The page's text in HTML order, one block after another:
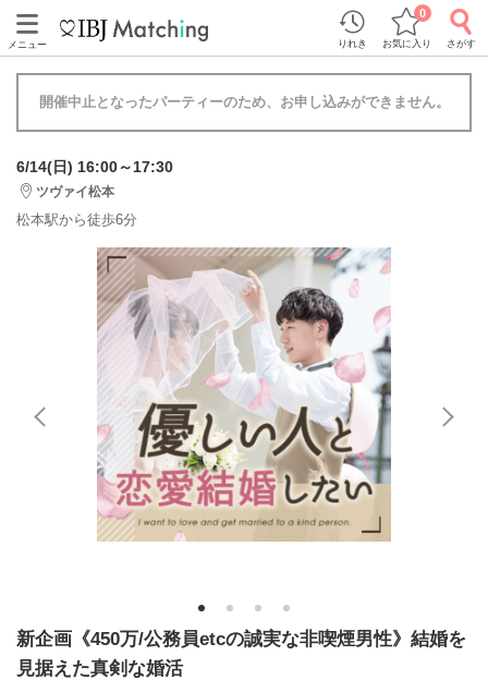
メニュー りれき お気に入り
0
さがす
開催中止となったパーティーのため、お申し込みができません。
6/14(日) 16:00～17:30
ツヴァイ松本
松本駅から徒歩6分
1 2 3 4
新企画《450万/公務員etcの誠実な非喫煙男性》結婚を
見据えた真剣な婚活